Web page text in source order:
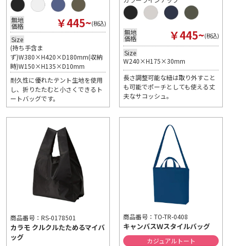
無地
価格 ￥445~(税込)
Size
(持ち手含ま
ず)W380×H420×D180mm(収納
時)W150×H135×D10mm
耐久性に優れたテント生地を使用
し、折りたたむと小さくできるト
ートバッグです。
無地
価格 ￥445~(税込)
Size
W240×H175×30mm
長さ調整可能な紐は取り外すこと
も可能でポーチとしても使える丈
夫なサコッシュ。
商品番号：RS-0178501
カラモ クルクルたためるマイバ
ッグ
商品番号：TO-TR-0408
キャンバスＷスタイルバッグ
カジュアルトート